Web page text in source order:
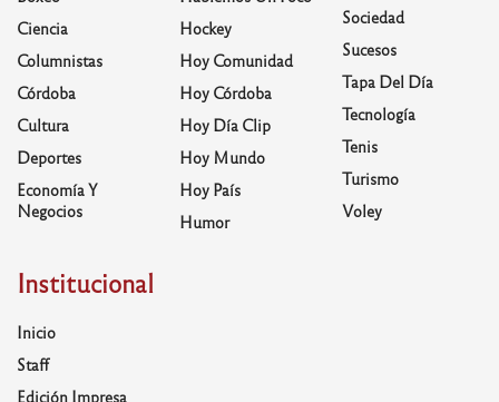
Ciencia
Columnistas
Córdoba
Cultura
Deportes
Economía Y
Negocios
Hockey
Hoy Comunidad
Hoy Córdoba
Hoy Día Clip
Hoy Mundo
Hoy País
Humor
Sociedad
Sucesos
Tapa Del Día
Tecnología
Tenis
Turismo
Voley
Institucional
Inicio
Staff
Edición Impresa